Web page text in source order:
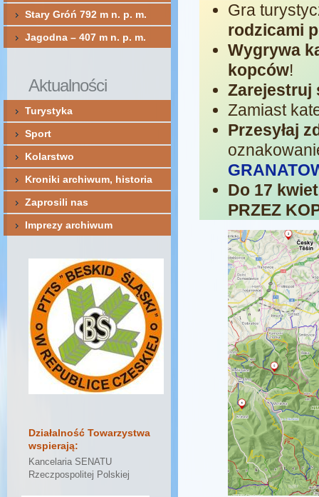
Gra
rodzicami
Wygrywa
kopców!
Zarejestruj
Zamiast
Przesyłaj
Do 17
PRZEZ
Stary Gróń 792 m n. p. m.
Jagodna – 407 m n. p. m.
Aktualności
Turystyka
Sport
Kolarstwo
Kroniki archiwum, historia
Zaprosili nas
Imprezy archiwum
Działalność Towarzystwa
wspierają:
Kancelaria SENATU
Rzeczpospolitej Polskiej